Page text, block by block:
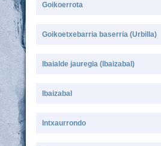
Goikoerrota
Goikoetxebarria baserria (Urbilla)
Ibaialde jauregia (Ibaizabal)
Ibaizabal
Intxaurrondo